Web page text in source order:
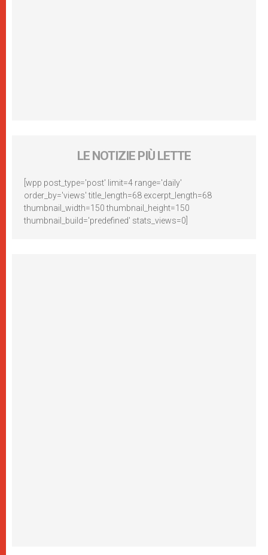
LE NOTIZIE PIÙ LETTE
[wpp post_type='post' limit=4 range='daily'
order_by='views' title_length=68 excerpt_length=68
thumbnail_width=150 thumbnail_height=150
thumbnail_build='predefined' stats_views=0]